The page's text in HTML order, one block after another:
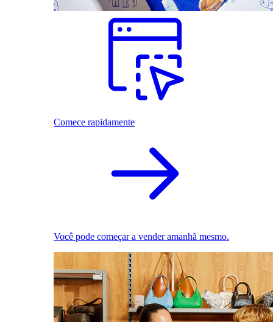
Comece rapidamente
Você pode começar a vender amanhã mesmo.